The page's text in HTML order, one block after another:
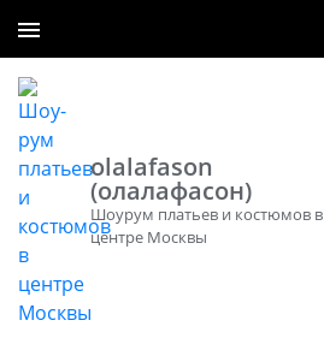
olalafason
(олалафасон)
Шоурум платьев и костюмов в
центре Москвы